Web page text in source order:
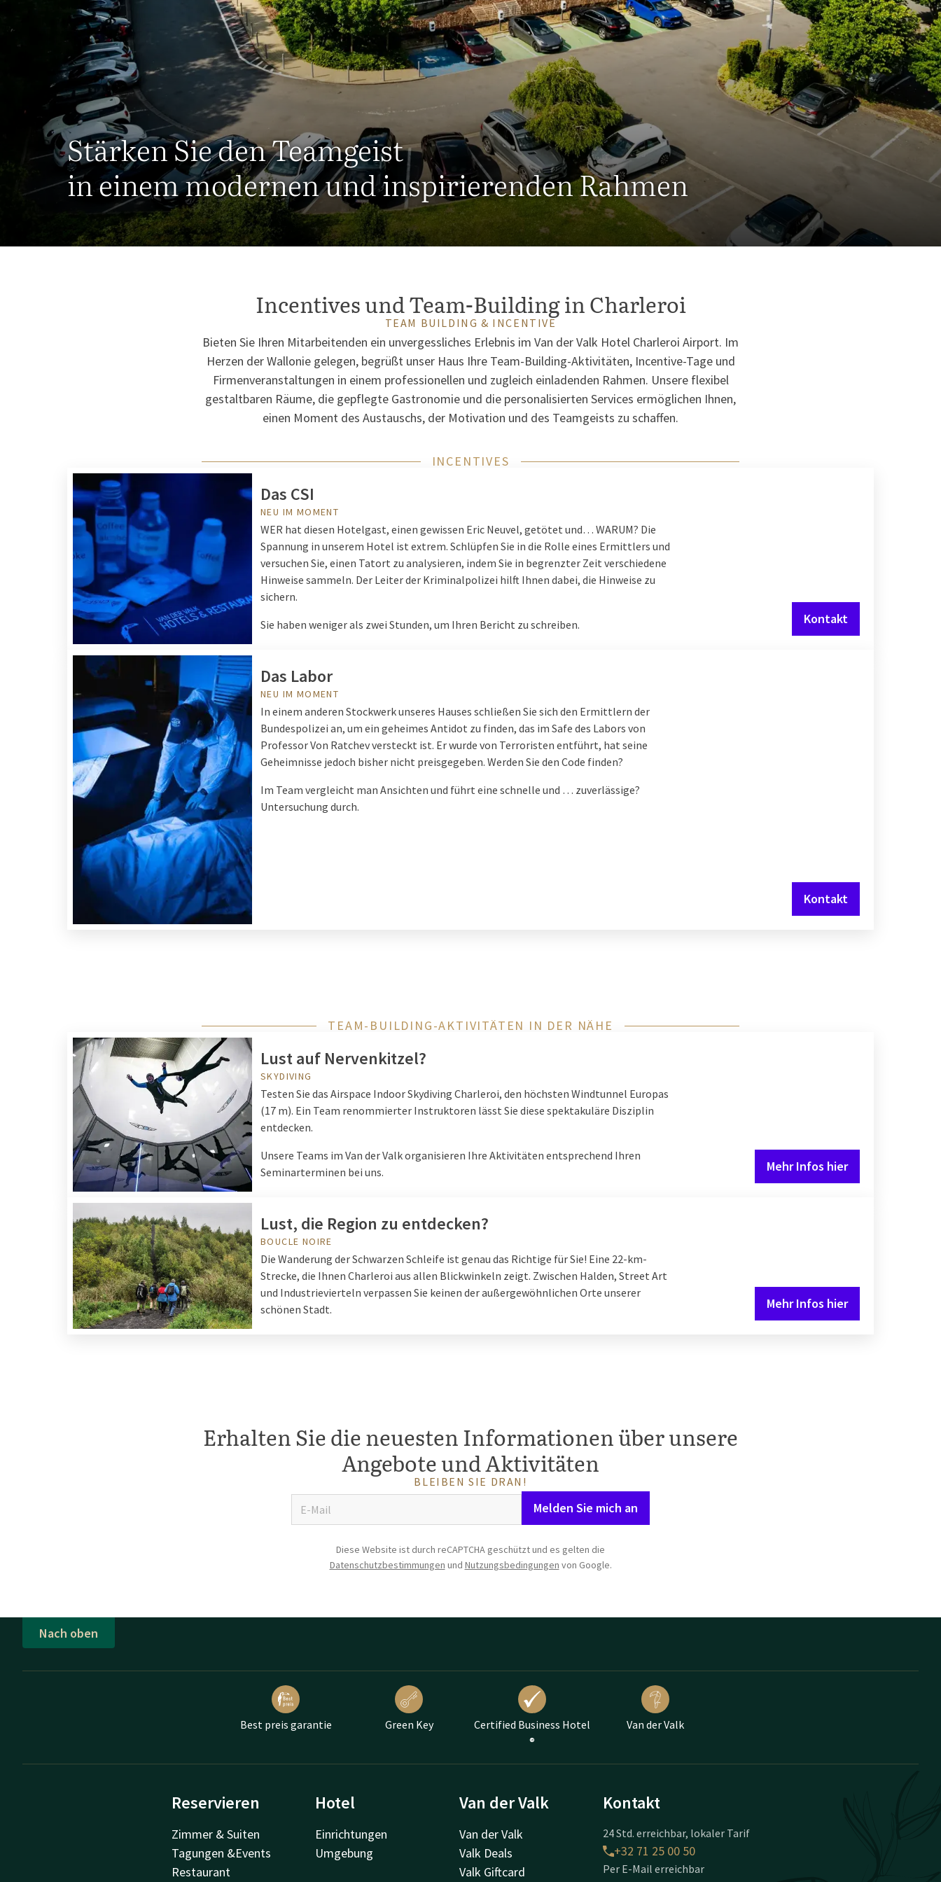
Stärken Sie den Teamgeist
in einem modernen und inspirierenden Rahmen
Incentives und Team-Building in Charleroi
TEAM BUILDING & INCENTIVE
Bieten Sie Ihren Mitarbeitenden ein unvergessliches Erlebnis im Van der Valk Hotel Charleroi Airport. Im
Herzen der Wallonie gelegen, begrüßt unser Haus Ihre Team-Building-Aktivitäten, Incentive-Tage und
Firmenveranstaltungen in einem professionellen und zugleich einladenden Rahmen. Unsere flexibel
gestaltbaren Räume, die gepflegte Gastronomie und die personalisierten Services ermöglichen Ihnen,
einen Moment des Austauschs, der Motivation und des Teamgeists zu schaffen.
INCENTIVES
Das CSI
NEU IM MOMENT
WER hat diesen Hotelgast, einen gewissen Eric Neuvel, getötet und… WARUM? Die
Spannung in unserem Hotel ist extrem. Schlüpfen Sie in die Rolle eines Ermittlers und
versuchen Sie, einen Tatort zu analysieren, indem Sie in begrenzter Zeit verschiedene
Hinweise sammeln. Der Leiter der Kriminalpolizei hilft Ihnen dabei, die Hinweise zu
sichern.
Sie haben weniger als zwei Stunden, um Ihren Bericht zu schreiben.
Kontakt
Das Labor
NEU IM MOMENT
In einem anderen Stockwerk unseres Hauses schließen Sie sich den Ermittlern der
Bundespolizei an, um ein geheimes Antidot zu finden, das im Safe des Labors von
Professor Von Ratchev versteckt ist. Er wurde von Terroristen entführt, hat seine
Geheimnisse jedoch bisher nicht preisgegeben. Werden Sie den Code finden?
Im Team vergleicht man Ansichten und führt eine schnelle und … zuverlässige?
Untersuchung durch.
Kontakt
TEAM-BUILDING-AKTIVITÄTEN IN DER NÄHE
Lust auf Nervenkitzel?
SKYDIVING
Testen Sie das Airspace Indoor Skydiving Charleroi, den höchsten Windtunnel Europas
(17 m). Ein Team renommierter Instruktoren lässt Sie diese spektakuläre Disziplin
entdecken.
Unsere Teams im Van der Valk organisieren Ihre Aktivitäten entsprechend Ihren
Seminarterminen bei uns.
Mehr Infos hier
Lust, die Region zu entdecken?
BOUCLE NOIRE
Die Wanderung der Schwarzen Schleife ist genau das Richtige für Sie! Eine 22-km-
Strecke, die Ihnen Charleroi aus allen Blickwinkeln zeigt. Zwischen Halden, Street Art
und Industrievierteln verpassen Sie keinen der außergewöhnlichen Orte unserer
schönen Stadt.
Mehr Infos hier
Erhalten Sie die neuesten Informationen über unsere
Angebote und Aktivitäten
BLEIBEN SIE DRAN!
Melden Sie mich an
Diese Website ist durch reCAPTCHA geschützt und es gelten die
Datenschutzbestimmungen und Nutzungsbedingungen von Google.
Nach oben
Best preis garantie Green Key
Certified Business Hotel
®
Van der Valk
Reservieren
Zimmer & Suiten
Tagungen &Events
Restaurant
Hotel
Einrichtungen
Umgebung
Van der Valk
Van der Valk
Valk Deals
Valk Giftcard
Kontakt
24 Std. erreichbar, lokaler Tarif
+32 71 25 00 50
Per E-Mail erreichbar